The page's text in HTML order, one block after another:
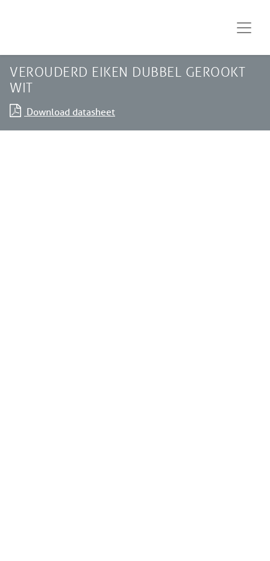
VEROUDERD EIKEN DUBBEL GEROOKT
WIT
Download datasheet